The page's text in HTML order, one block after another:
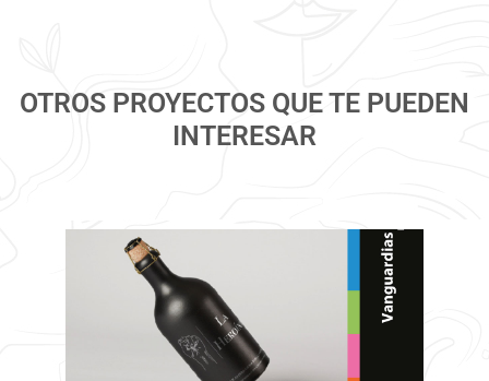
OTROS PROYECTOS QUE TE PUEDEN
INTERESAR